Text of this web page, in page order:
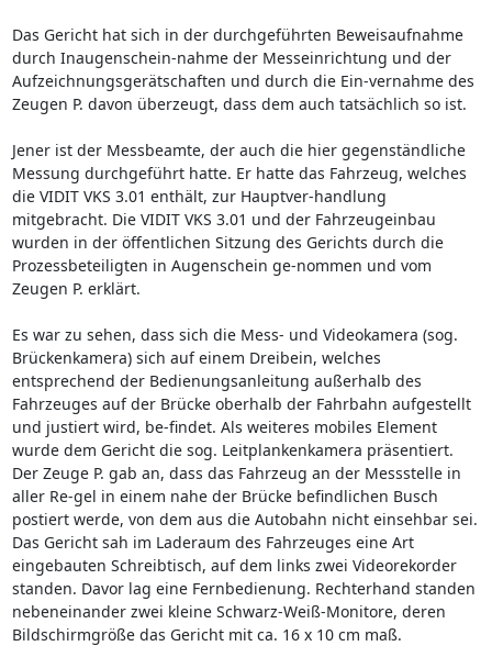
Das Gericht hat sich in der durchgeführten Beweisaufnahme
durch Inaugenschein-nahme der Messeinrichtung und der
Aufzeichnungsgerätschaften und durch die Ein-vernahme des
Zeugen P. davon überzeugt, dass dem auch tatsächlich so ist.
Jener ist der Messbeamte, der auch die hier gegenständliche
Messung durchgeführt hatte. Er hatte das Fahrzeug, welches
die VIDIT VKS 3.01 enthält, zur Hauptver-handlung
mitgebracht. Die VIDIT VKS 3.01 und der Fahrzeugeinbau
wurden in der öffentlichen Sitzung des Gerichts durch die
Prozessbeteiligten in Augenschein ge-nommen und vom
Zeugen P. erklärt.
Es war zu sehen, dass sich die Mess- und Videokamera (sog.
Brückenkamera) sich auf einem Dreibein, welches
entsprechend der Bedienungsanleitung außerhalb des
Fahrzeuges auf der Brücke oberhalb der Fahrbahn aufgestellt
und justiert wird, be-findet. Als weiteres mobiles Element
wurde dem Gericht die sog. Leitplankenkamera präsentiert.
Der Zeuge P. gab an, dass das Fahrzeug an der Messstelle in
aller Re-gel in einem nahe der Brücke befindlichen Busch
postiert werde, von dem aus die Autobahn nicht einsehbar sei.
Das Gericht sah im Laderaum des Fahrzeuges eine Art
eingebauten Schreibtisch, auf dem links zwei Videorekorder
standen. Davor lag eine Fernbedienung. Rechterhand standen
nebeneinander zwei kleine Schwarz-Weiß-Monitore, deren
Bildschirmgröße das Gericht mit ca. 16 x 10 cm maß.